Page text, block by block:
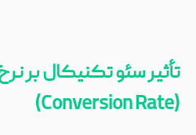
تأثیر سئو تکنیکال بر
(Conversion Rate)